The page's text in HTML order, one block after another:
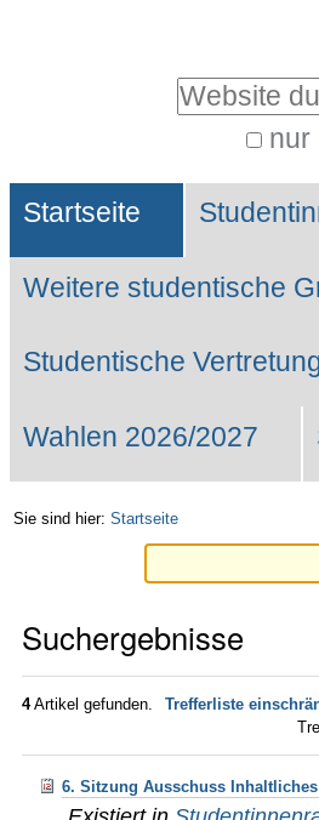
Website durchsuchen
nur
Suche…
Sektionen
Startseite
Weitere studentische
Studentische
Wahlen 2026/2027
Sie sind hier: Startseite
Suchergebnisse
4Artikel gefunden.
Trefferliste
6. Sitzung Ausschuss Inhaltliches